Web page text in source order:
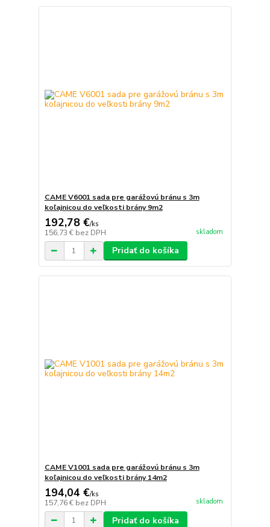
CAME V6001 sada pre garážovú bránu s 3m
koľajnicou do veľkosti brány 9m2
192,78 €/ks
156,73 € bez DPH skladom
Pridať do košíka
CAME V1001 sada pre garážovú bránu s 3m
koľajnicou do veľkosti brány 14m2
194,04 €/ks
157,76 € bez DPH skladom
Pridať do košíka